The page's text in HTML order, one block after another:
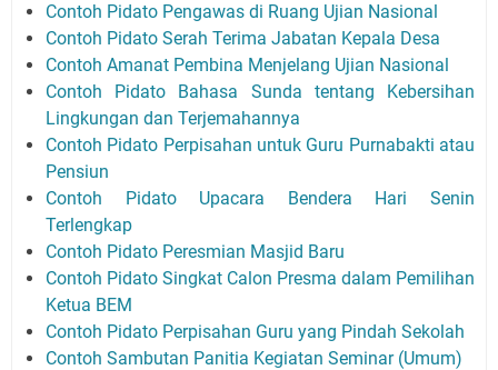
Contoh Pidato Pengawas di Ruang Ujian Nasional
Contoh Pidato Serah Terima Jabatan Kepala Desa
Contoh Amanat Pembina Menjelang Ujian Nasional
Contoh Pidato Bahasa Sunda tentang Kebersihan
Lingkungan dan Terjemahannya
Contoh Pidato Perpisahan untuk Guru Purnabakti atau
Pensiun
Contoh Pidato Upacara Bendera Hari Senin
Terlengkap
Contoh Pidato Peresmian Masjid Baru
Contoh Pidato Singkat Calon Presma dalam Pemilihan
Ketua BEM
Contoh Pidato Perpisahan Guru yang Pindah Sekolah
Contoh Sambutan Panitia Kegiatan Seminar (Umum)